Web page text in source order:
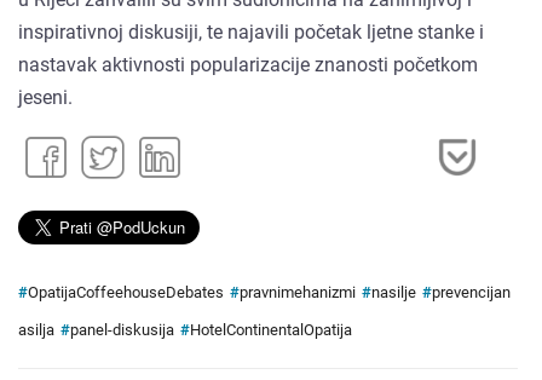
inspirativnoj diskusiji, te najavili početak ljetne stanke i
nastavak aktivnosti popularizacije znanosti početkom
jeseni.
#OpatijaCoffeehouseDebates #pravnimehanizmi #nasilje #prevencijan
asilja #panel-diskusija #HotelContinentalOpatija